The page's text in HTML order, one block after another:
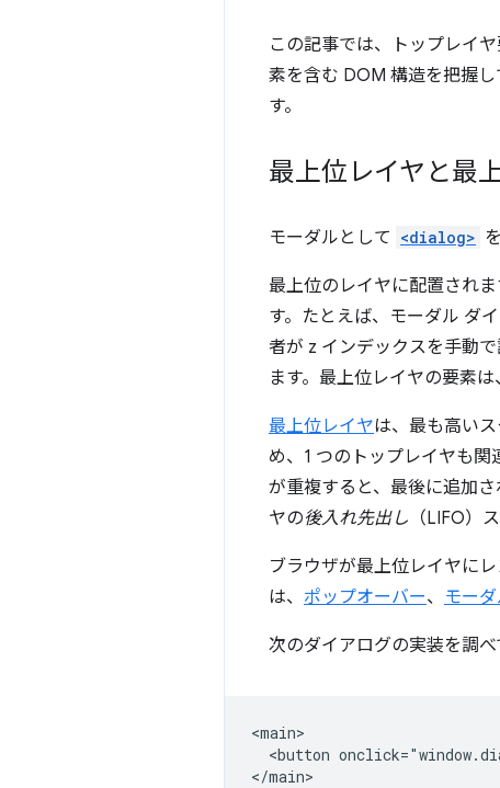
この記事では、トップレイ
素を含む DOM 構造を把握
す。
最上位レイヤと最
モーダルとして <dialog>
最上位のレイヤに配置され
す。たとえば、モーダル ダ
者が z インデックスを手動
ます。最上位レイヤの要素
最上位レイヤは、最も高い
め、1 つのトップレイヤも
が重複すると、最後に追加
ヤの後入れ先出し （LIFO）
ブラウザが最上位レイヤに
は、 ポップオーバー、 モー
次のダイアログの実装を調べ
<main>
<button
</main>